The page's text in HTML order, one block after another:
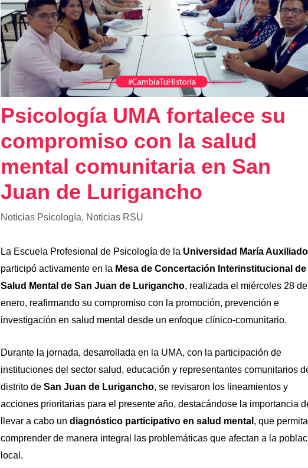
Psicología UMA fortalece su
compromiso con la salud
mental comunitaria en San
Juan de Lurigancho
Noticias Psicología, Noticias RSU
La Escuela Profesional de Psicología de la Universidad María
participó activamente en la Mesa de Concertación Interinstitucional de
Salud Mental de San Juan de Lurigancho, realizada el miércoles 28 de
enero, reafirmando su compromiso con la promoción, prevención e
investigación en salud mental desde un enfoque clínico-comunitario.
Durante la jornada, desarrollada en la UMA, con la participación de
instituciones del sector salud, educación y representantes comunitarios
distrito de San Juan de Lurigancho, se revisaron los lineamientos y
acciones prioritarias para el presente año, destacándose la importancia
llevar a cabo un diagnóstico participativo en salud mental , que permita
comprender de manera integral las problemáticas que afectan a la
local.